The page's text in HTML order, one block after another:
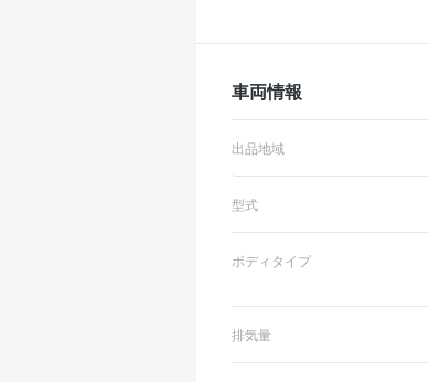
車両情報
出品地域
型式
ボディタイプ
排気量